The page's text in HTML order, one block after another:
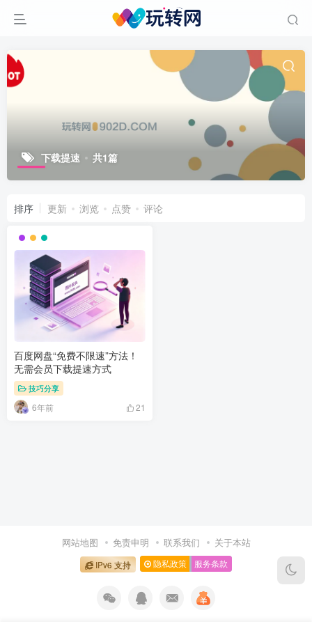
下载提速 共1篇
排序 更新 浏览 点赞 评论
百度网盘“免费不限速”方法！
无需会员下载提速方式
技巧分享
6年前 21
网站地图 免责申明 联系我们 关于本站
IPv6 支持 隐私政策 服务条款